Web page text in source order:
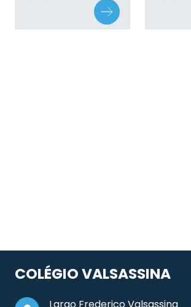
COLÉGIO VALSASSINA
Largo Frederico Valsassina